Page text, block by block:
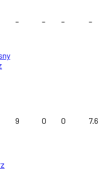
– – – –
9 0 0 7.6